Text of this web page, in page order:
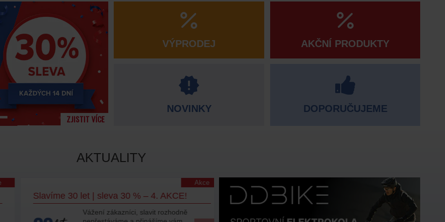
ZJISTIT VÍCE
VÝPRODEJ
NOVINKY
AKČNÍ PRODUKTY
DOPORUČUJEME
AKTUALITY
Slavíme 30 let | sleva 30 % – 4. AKCE!
Akce
Vážení zákazníci, slavit rozhodně